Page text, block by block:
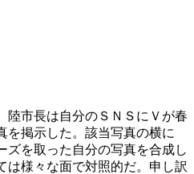
陸市長は自分のＳＮＳにＶが春
を掲示した。該当写真の横に
ズを取った自分の写真を合成し
は様々な面で対照的だ。申し訳